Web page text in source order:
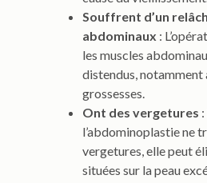
Souffrent d’un
abdominaux :
les muscles
distendus, notamment
grossesses.
Ont des vergetures
l’abdominoplastie ne
vergetures, elle peut
situées sur la peau